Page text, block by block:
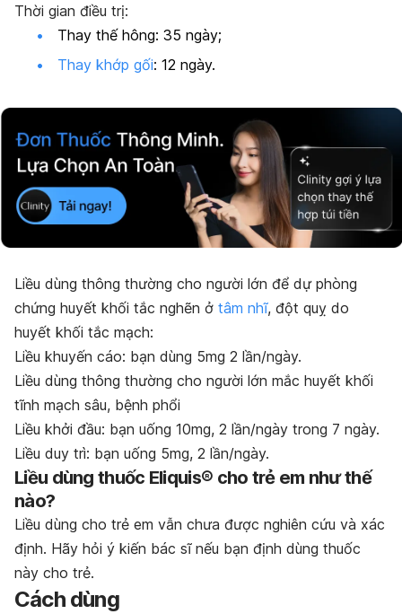
Thời gian điều trị:
Thay thế hông: 35 ngày;
Thay khớp gối: 12 ngày.
Liều dùng thông thường cho người lớn để dự phòng
chứng huyết khối tắc nghẽn ở tâm nhĩ, đột quỵ do
huyết khối tắc mạch:
Liều khuyến cáo: bạn dùng 5mg 2 lần/ngày.
Liều dùng thông thường cho người lớn mắc huyết khối
tĩnh mạch sâu, bệnh phổi
Liều khởi đầu: bạn uống 10mg, 2 lần/ngày trong 7 ngày.
Liều duy trì: bạn uống 5mg, 2 lần/ngày.
Liều dùng thuốc Eliquis® cho trẻ em như thế
nào?
Liều dùng cho trẻ em vẫn chưa được nghiên cứu và xác
định. Hãy hỏi ý kiến bác sĩ nếu bạn định dùng thuốc
này cho trẻ.
Cách dùng